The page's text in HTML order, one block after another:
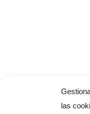
las